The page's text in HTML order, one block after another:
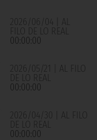
2026/06/04 | AL
FILO DE LO REAL
00:00:00
2026/05/21 | AL FILO
DE LO REAL
00:00:00
2026/04/30 | AL FILO
DE LO REAL
00:00:00